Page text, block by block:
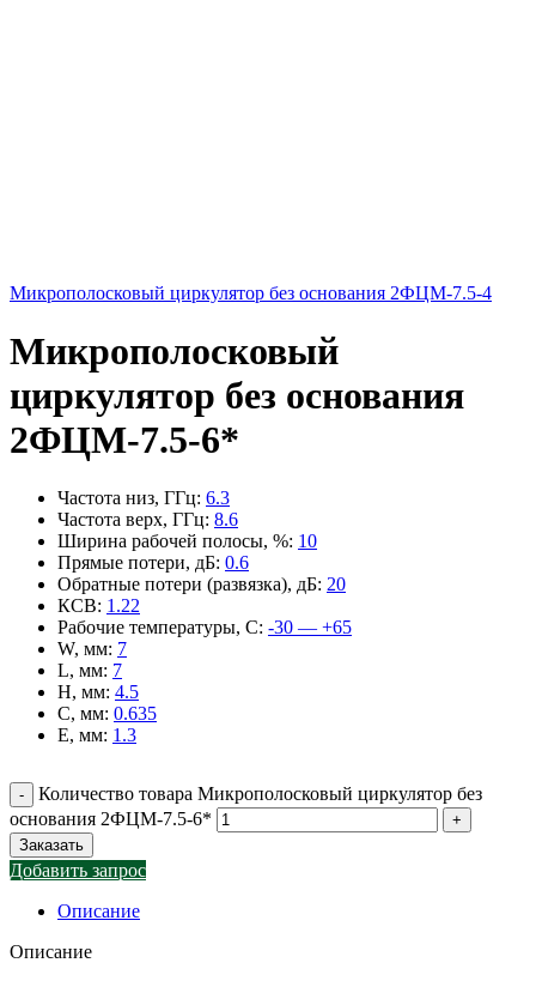
Микрополосковый циркулятор без основания 2ФЦМ-7.5-4
Микрополосковый
циркулятор без основания
2ФЦМ-7.5-6*
Частота низ, ГГц: 6.3
Частота верх, ГГц: 8.6
Ширина рабочей полосы, %: 10
Прямые потери, дБ: 0.6
Обратные потери (развязка), дБ: 20
КСВ: 1.22
Рабочие температуры, С: -30 — +65
W, мм: 7
L, мм: 7
H, мм: 4.5
C, мм: 0.635
E, мм: 1.3
Количество товара Микрополосковый циркулятор без
основания 2ФЦМ-7.5-6*
Заказать
Добавить запрос
Описание
Описание